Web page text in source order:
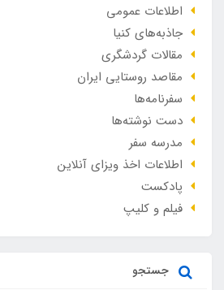
اطلاعات عمومی
جاذبه‌های کنیا
مقالات گردشگری
مقاصد روستایی ایران
سفرنامه‌ها
دست نوشته‌ها
مدرسه سفر
اطلاعات اخذ ویزای آنلاین
پادکست
فیلم و کلیپ
جستجو